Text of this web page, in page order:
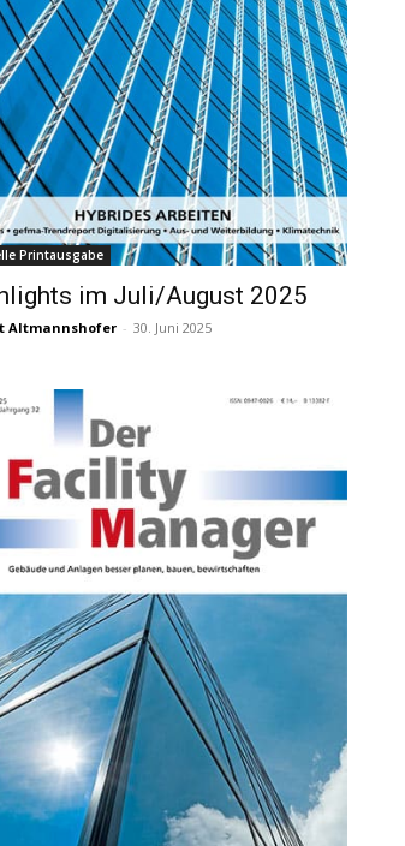
Printausgabe
im Juli/August 2025
Altmannshofer - 30. Juni 2025